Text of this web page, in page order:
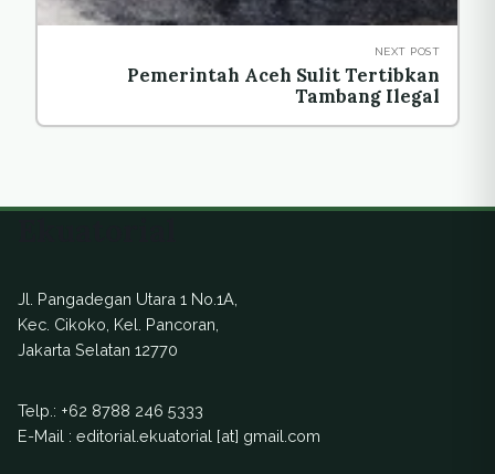
NEXT POST
Pemerintah Aceh Sulit Tertibkan
Tambang Ilegal
Jl. Pangadegan Utara 1 No.1A,
Kec. Cikoko, Kel. Pancoran,
Jakarta Selatan 12770
Telp.: +62 8788 246 5333
E-Mail : editorial.ekuatorial [at] gmail.com